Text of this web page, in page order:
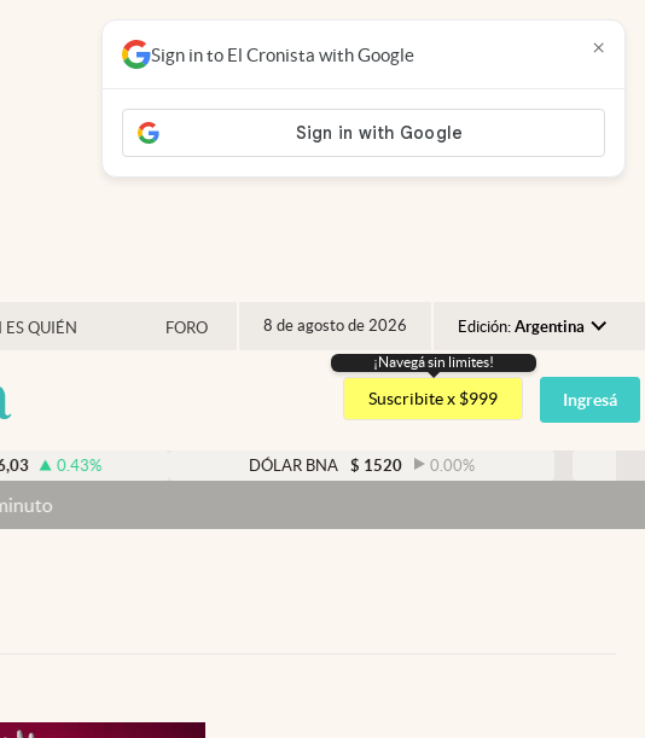
ES QUIÉN FORO 8 de agosto de 2026 Edición: Argentina
Argentina
España
USA
¡Navegá sin limites!
Suscribite x $999 Ingresá
$ 1520 0.00 %
Sign in to El Cronista with Google ×